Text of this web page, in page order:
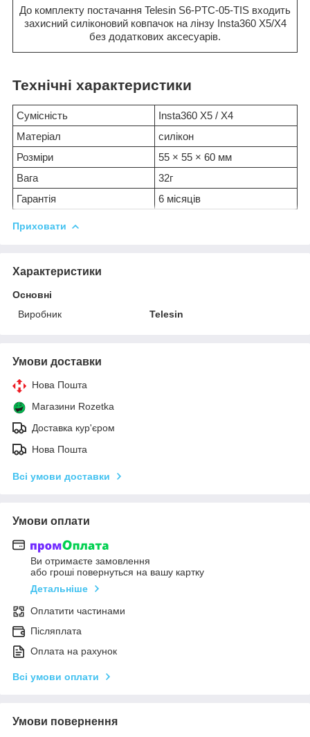
До комплекту постачання Telesin S6-PTC-05-TIS входить
захисний силіконовий ковпачок на лінзу Insta360 X5/X4
без додаткових аксесуарів.
Технічні характеристики
Сумісність
Insta360 X5 / X4
Матеріал
силікон
Розміри
55 × 55 × 60 мм
Вага
32г
Гарантія
6 місяців
Приховати
Характеристики
Основні
Виробник
Telesin
Умови доставки
Нова Пошта
Магазини Rozetka
Доставка кур'єром
Нова Пошта
Всі умови доставки
Умови оплати
Ви отримаєте замовлення
або гроші повернуться на вашу картку
Детальніше
Оплатити частинами
Післяплата
Оплата на рахунок
Всі умови оплати
Умови повернення